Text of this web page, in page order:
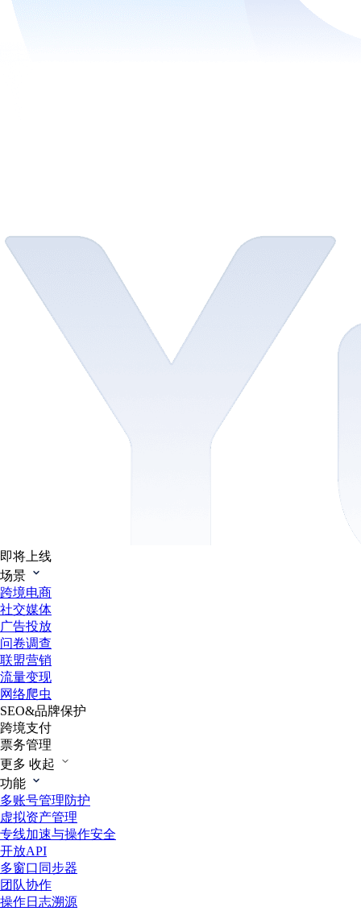
即将上线
场景
跨境电商
社交媒体
广告投放
问卷调查
联盟营销
流量变现
网络爬虫
SEO&品牌保护
跨境支付
票务管理
更多 收起
功能
多账号管理防护
虚拟资产管理
专线加速与操作安全
开放API
多窗口同步器
团队协作
操作日志溯源